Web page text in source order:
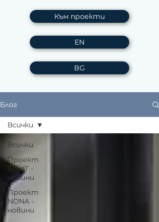
Към проекти
EN
BG
Блог
Всички
Проект
SpinIT -
новини
Проект
NONA -
новини
Всички